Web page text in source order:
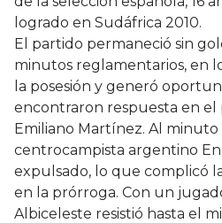
logrado en Sudáfrica 2010.
El partido permaneció sin
minutos reglamentarios, en
la posesión y generó
encontraron respuesta en
Emiliano Martínez. Al minuto
centrocampista argentino
expulsado, lo que complicó
en la prórroga. Con un
Albiceleste resistió hasta el